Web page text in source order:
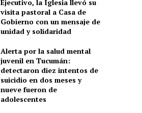
Ejecutivo, la Iglesia llevó su
visita pastoral a Casa de
Gobierno con un mensaje de
unidad y solidaridad
Alerta por la salud mental
juvenil en Tucumán:
detectaron diez intentos de
suicidio en dos meses y
nueve fueron de
adolescentes